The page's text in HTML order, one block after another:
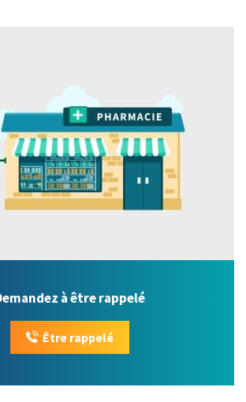
à être rappelé
Être rappelé